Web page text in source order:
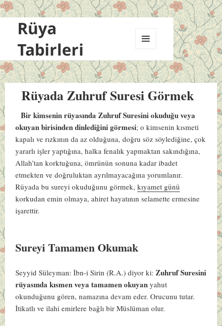
Rüya
Tabirleri
VE
BILEŞENLER
Rüyada Zuhruf Suresi Görmek
Bir kimsenin rüyasında Zuhruf Suresini okuduğu veya
okuyan birisinden dinlediğini görmesi; o kimsenin kısmeti
kapalı ve rızkının da az olduğuna, doğru söz söylediğine, çok
yararlı işler yaptığına, halka fenalık yapmaktan sakındığına,
Allah’tan korktuğuna, ömrünün sonuna kadar ibadet
etmekten ve doğruluktan ayrılmayacağına yorumlanır.
Rüyada bu sureyi okuduğunu görmek,kıyamet günü
korkudan emin olmaya, ahiret hayatının selamette ermesine
işarettir.
Sureyi Tamamen Okumak
Seyyid Süleyman: İbn-i Sirin (R.A.) diyor ki: Zuhruf Suresini
rüyasında kısmen veya tamamen okuyan yahut
okunduğunu gören, namazına devam eder. Orucunu tutar.
İtikatlı ve ilahi emirlere bağlı bir Müslüman olur.